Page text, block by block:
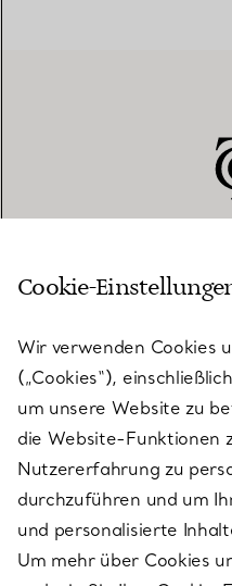
KUNDENSERVICE
SERVICES
ÜBER TIFFANY & CO.
RECHTLICHE HINWEISE
Cookie-
Wir verwenden Cookies
(„Cookies“),
um unsere Website zu
die Website-Funktionen
Nutzererfahrung zu
durchzuführen und um
und personalisierte
Um mehr über Cookies